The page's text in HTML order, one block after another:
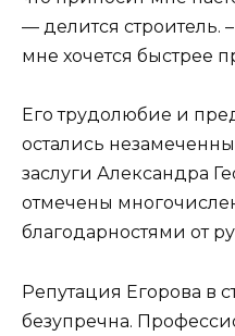
— делится строитель.
мне хочется быстрее
Его трудолюбие и
остались
заслуги Александра
отмечены
благодарностями от
Репутация Егорова в
безупречна.